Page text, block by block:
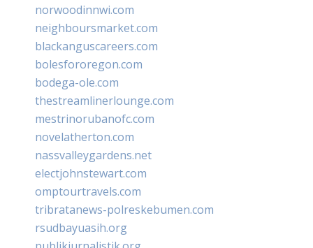
norwoodinnwi.com
neighboursmarket.com
blackanguscareers.com
bolesfororegon.com
bodega-ole.com
thestreamlinerlounge.com
mestrinorubanofc.com
novelatherton.com
nassvalleygardens.net
electjohnstewart.com
omptourtravels.com
tribratanews-polreskebumen.com
rsudbayuasih.org